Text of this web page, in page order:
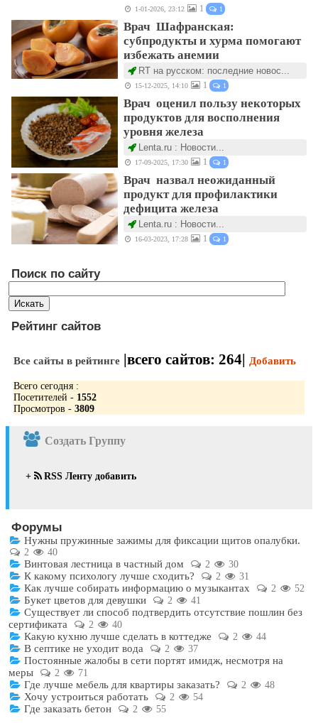
1-01-2026, 23:12 1 1
Врач Шафранская:
субпродукты и хурма помогают
избежать анемии
RT на русском: последние новос...
15-12-2025, 14:10 1 1
Врач оценил пользу некоторых
продуктов для восполнения
уровня железа
Lenta.ru : Новости...
17-09-2025, 17:30 1 1
Врач назвал неожиданный
продукт для профилактики
дефицита железа
Lenta.ru : Новости...
16-03-2023, 17:28 1 1
Поиск по сайту
Рейтинг сайтов
Все сайты в рейтинге |всего сайтов: 264| Добавить
Всего сегодня :
Посетителей - 1552
Просмотров - 3809
Создать Группу
+ RSS Ленту добавить
Форумы
Нужны пружинные зажимы для фиксации щитов опалубки.
2 40
Винтовая лестница в частный дом 2 30
К какому психологу лучше сходить? 2 31
Как лучше собирать информацию о музыкантах 2 52
Букет цветов для девушки 2 41
Существует ли способ подтвердить отсутствие пошлин без
сертификата
2 40
Какую кухню лучше сделать в коттедже 2 44
В септике не уходит вода 2 37
Постоянные жалобы в сети портят имидж, несмотря на
меры
2 71
Где лучше мебель для квартиры заказать? 2 48
Хочу устроиться работать 2 54
Где заказать бетон 2 55